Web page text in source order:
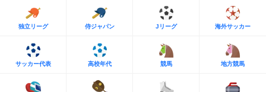
独立リーグ 侍ジャパン Jリーグ 海外サッカー
サッカー代表 高校年代 競馬 地方競馬